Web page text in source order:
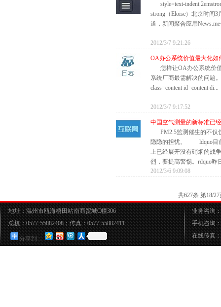
style=text-indent
strong（Eloise）北京时间
道，新闻聚合应用
2012/3/7 9:21:26
OA办公系统价值最大化如
怎样让OA办公系统价
系统厂商最需解决的问题
class=content id=content di...
2012/3/7 9:17:52
中国空气测量的新标准已
PM2.5监测催生的不仅
隐隐的担忧。 ldquo目
上已经展开没有硝烟的战
烈，要提高警惕。rdquo昨
2012/3/6 9:09:08
共627条 第
地址：温州市瓯海梧田站南商贸城C幢306
总机：0577-55882408；传真：0577-55882411
分享到：
业务咨询
手机咨询
在线传真